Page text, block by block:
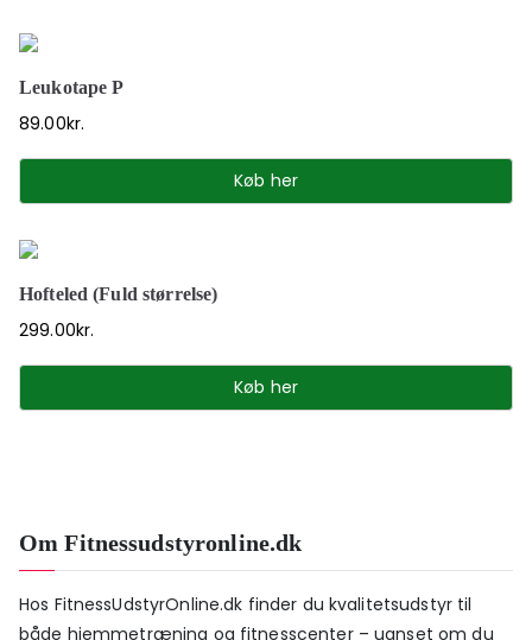
Leukotape P
89.00kr.
Køb her
Hofteled (Fuld størrelse)
299.00kr.
Køb her
Om Fitnessudstyronline.dk
Hos FitnessUdstyrOnline.dk finder du kvalitetsudstyr til
både hjemmetræning og fitnesscenter – uanset om du